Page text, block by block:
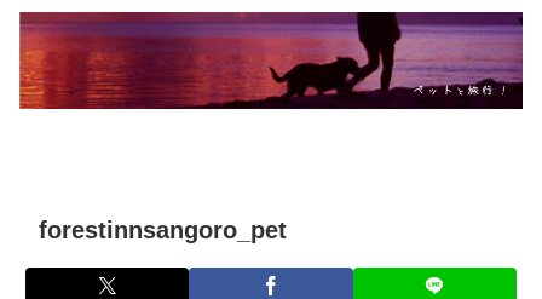
forestinnsangoro_pet